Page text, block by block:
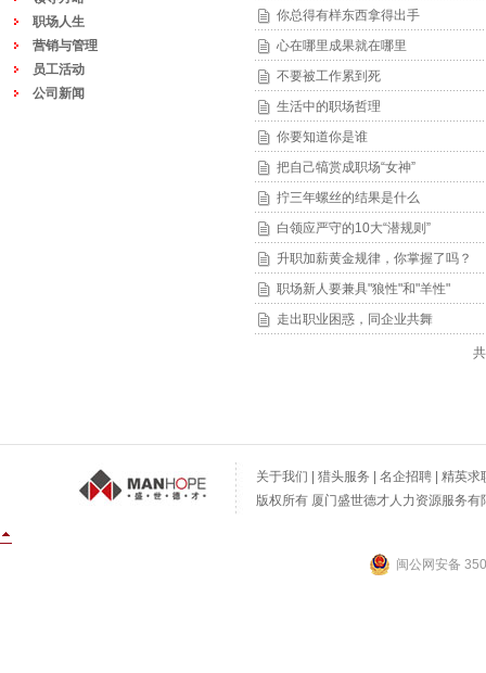
职场人生
营销与管理
员工活动
公司新闻
你总得有样东西拿得出手
心在哪里成果就在哪里
不要被工作累到死
生活中的职场哲理
你要知道你是谁
把自己犒赏成职场“女神”
拧三年螺丝的结果是什么
白领应严守的10大“潜规则”
升职加薪黄金规律，你掌握了吗？
职场新人要兼具"狼性"和"羊性"
走出职业困惑，同企业共舞
共
关于我们 猎头服务 名企招聘
精英求
版权所有 厦门盛世德才人力资源服务
闽公网安备